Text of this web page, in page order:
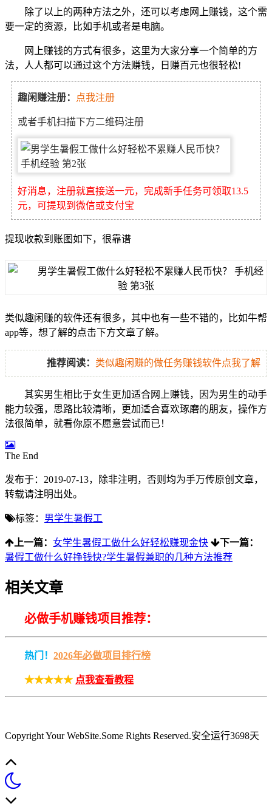
除了以上的两种方法之外，还可以考虑网上赚钱，这个需
要一定的资源，比如手机或者是电脑。
网上赚钱的方式有很多，这里为大家分享一个简单的方
法，人人都可以通过这个方法赚钱，日赚百元也很轻松!
趣闲赚注册： 点我注册
或者手机扫描下方二维码注册
好消息，注册就直接送一元，完成新手任务可领取13.5
元，可提现到微信或支付宝
提现收款到账图如下，很靠谱
类似趣闲赚的软件还有很多，其中也有一些不错的，比如牛帮
app等，想了解的点击下方文章了解。
推荐阅读： 类似趣闲赚的做任务赚钱软件点我了解
其实男生相比于女生更加适合网上赚钱，因为男生的动手
能力较强，思路比较清晰，更加适合喜欢琢磨的朋友，操作方
法很简单，就看你原不愿意尝试而已！
The End
发布于：2019-07-13，除非注明，否则均为手万传原创文章，
转载请注明出处。
标签： 男学生暑假工
上一篇： 女学生暑假工做什么好轻松赚现金快
下一篇：
暑假工做什么好挣钱快?学生暑假兼职的几种方法推荐
相关文章
必做手机赚钱项目推荐：
热门！ 2026年必做项目排行榜
★★★★★ 点我查看教程
Copyright Your WebSite.Some Rights Reserved.安全运行3698天